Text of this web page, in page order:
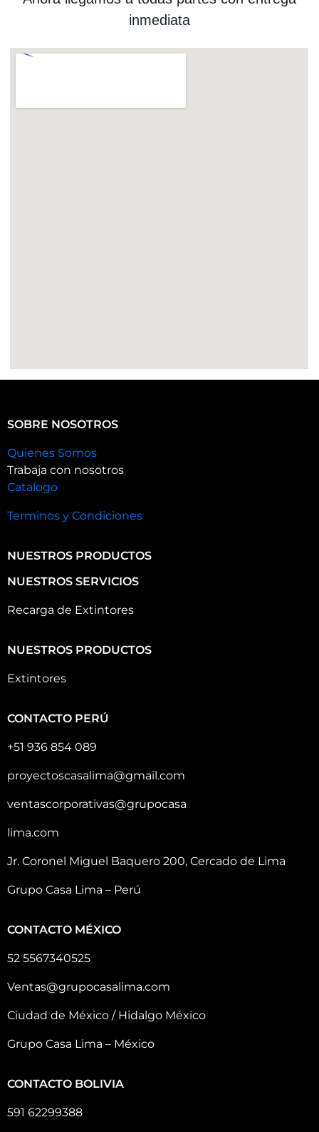
inmediata
SOBRE NOSOTROS
Quienes Somos
Trabaja con nosotros
Catalogo
Terminos y Condiciones
NUESTROS PRODUCTOS
NUESTROS SERVICIOS
Recarga de Extintores
NUESTROS PRODUCTOS
Extintores
CONTACTO PERÚ
+51 936 854 089
proyectoscasalima@gmail.com
ventascorporativas@grupocasa
lima.com
Jr. Coronel Miguel Baquero 200, Cercado de Lima
Grupo Casa Lima – Perú
CONTACTO MÉXICO
52 5567340525
Ventas@grupocasalima.com
Ciudad de México / Hidalgo México
Grupo Casa Lima – México
CONTACTO BOLIVIA
591 62299388